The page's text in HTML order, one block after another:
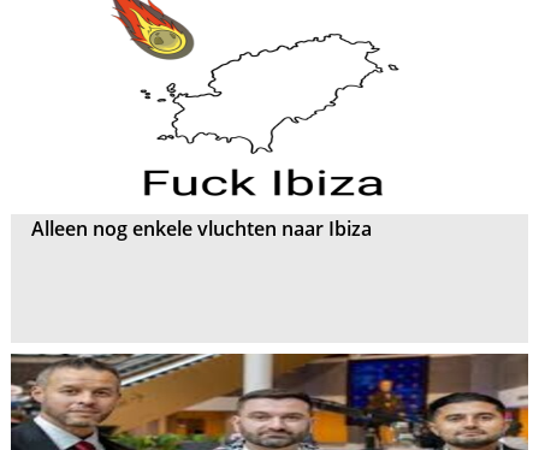
Alleen nog enkele vluchten naar Ibiza